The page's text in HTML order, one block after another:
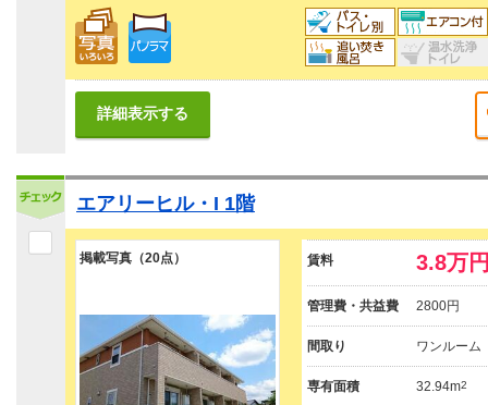
詳細表示する
エアリーヒル・I 1階
掲載写真（20点） 賃料 3.8万
管理費・共益費 2800円
間取り ワンルーム
専有面積 32.94m2